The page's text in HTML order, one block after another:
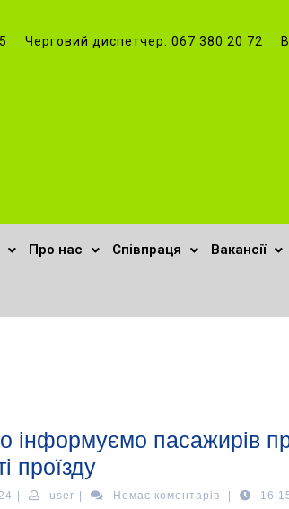
Черговий диспетчер: 067 380 20 72
Про нас Співпраця Вакансії
інформуємо пасажирів
проїзду
| user | Немає коментарів |